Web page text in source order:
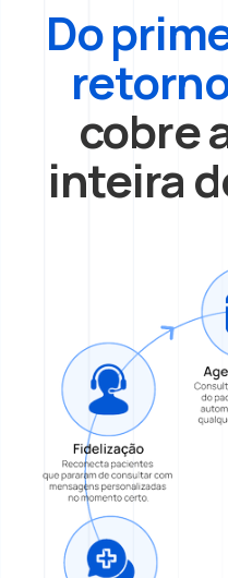
Do
cobre
inteira